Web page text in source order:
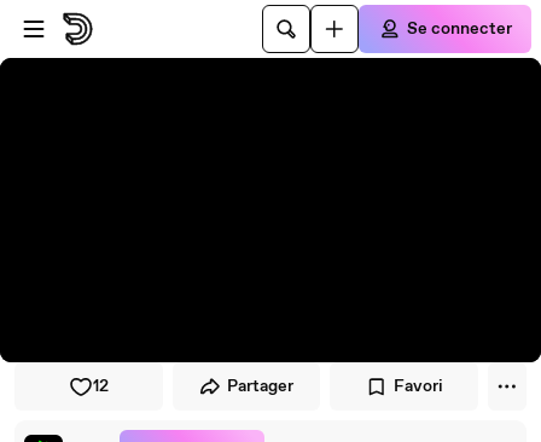
Passer au player
Passer au contenu principal
Se connecter
12 Partager Favori